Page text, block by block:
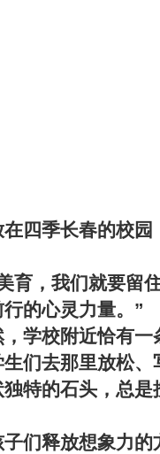
四季长春的校
育，我们就要留
的心灵力量。”
学校附近恰有
们去那里放松
特的石头，总是
们释放想象力